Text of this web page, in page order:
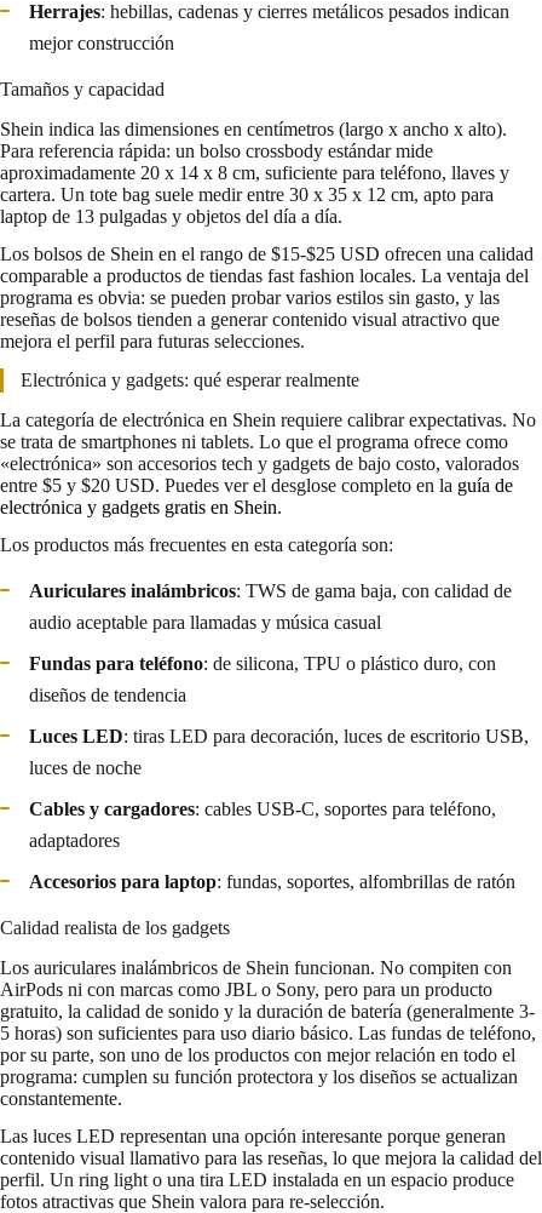
Herrajes: hebillas, cadenas y cierres metálicos pesados indican
mejor construcción
Tamaños y capacidad
Shein indica las dimensiones en centímetros (largo x ancho x alto).
Para referencia rápida: un bolso crossbody estándar mide
aproximadamente 20 x 14 x 8 cm, suficiente para teléfono, llaves y
cartera. Un tote bag suele medir entre 30 x 35 x 12 cm, apto para
laptop de 13 pulgadas y objetos del día a día.
Los bolsos de Shein en el rango de $15-$25 USD ofrecen una calidad
comparable a productos de tiendas fast fashion locales. La ventaja del
programa es obvia: se pueden probar varios estilos sin gasto, y las
reseñas de bolsos tienden a generar contenido visual atractivo que
mejora el perfil para futuras selecciones.
Electrónica y gadgets: qué esperar realmente
La categoría de electrónica en Shein requiere calibrar expectativas. No
se trata de smartphones ni tablets. Lo que el programa ofrece como
«electrónica» son accesorios tech y gadgets de bajo costo, valorados
entre $5 y $20 USD. Puedes ver el desglose completo en la guía de
electrónica y gadgets gratis en Shein.
Los productos más frecuentes en esta categoría son:
Auriculares inalámbricos: TWS de gama baja, con calidad de
audio aceptable para llamadas y música casual
Fundas para teléfono: de silicona, TPU o plástico duro, con
diseños de tendencia
Luces LED: tiras LED para decoración, luces de escritorio USB,
luces de noche
Cables y cargadores: cables USB-C, soportes para teléfono,
adaptadores
Accesorios para laptop: fundas, soportes, alfombrillas de ratón
Calidad realista de los gadgets
Los auriculares inalámbricos de Shein funcionan. No compiten con
AirPods ni con marcas como JBL o Sony, pero para un producto
gratuito, la calidad de sonido y la duración de batería (generalmente 3-
5 horas) son suficientes para uso diario básico. Las fundas de teléfono,
por su parte, son uno de los productos con mejor relación en todo el
programa: cumplen su función protectora y los diseños se actualizan
constantemente.
Las luces LED representan una opción interesante porque generan
contenido visual llamativo para las reseñas, lo que mejora la calidad del
perfil. Un ring light o una tira LED instalada en un espacio produce
fotos atractivas que Shein valora para re-selección.